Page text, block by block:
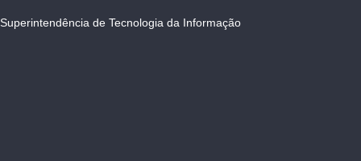
Superintendência de Tecnologia da Informação